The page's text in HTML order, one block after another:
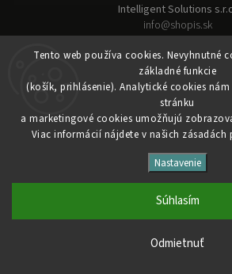
Tento web používa cookies. Nevyhnutné
základné funkcie
(košík, prihlásenie). Analytické cookies
stránku
a marketingové cookies umožňujú
Viac informácií nájdete v našich zásadách
Nastavenie
Odmietnuť
Súhlasím
Intelligent Solutions
info@shopis.sk
Ľudové námestie 26
831 03 Bratislava
Obchodné podmienky|Ochrana
Copyright 2026Intelligent Solutions
vyhradené.
Upraviť nastavenie
| DesignShoptak.cz